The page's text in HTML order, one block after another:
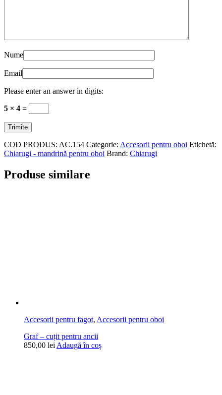
Nume
Email
Please enter an answer in digits:
5 × 4 =
COD PRODUS: AC.154 Categorie: Accesorii pentru oboi Etichetă:
Chiarugi - mandrină pentru oboi Brand: Chiarugi
Produse similare
Accesorii pentru fagot, Accesorii pentru oboi
Graf – cuțit pentru ancii
850,00 lei Adaugă în coș